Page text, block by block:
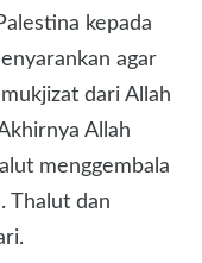
kepada
agar
dari Allah
Allah
menggembala
Thalut dan